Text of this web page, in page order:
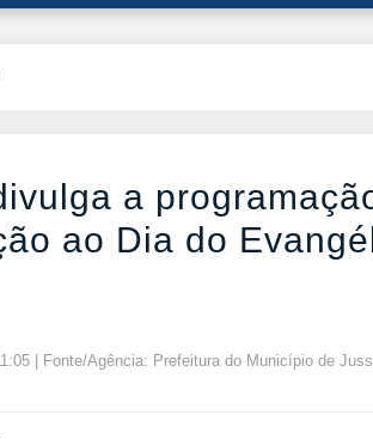
a
ao Dia do
| Fonte/Agência: Prefeitura do Município de